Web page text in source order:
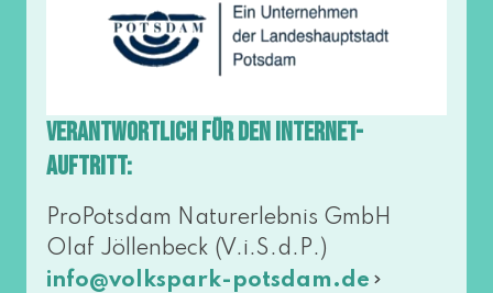
Verantwortlich für den Internet-
Auftritt:
ProPotsdam Naturerlebnis GmbH
Olaf Jöllenbeck (V.i.S.d.P.)
info@​volkspark-​potsdam.​de